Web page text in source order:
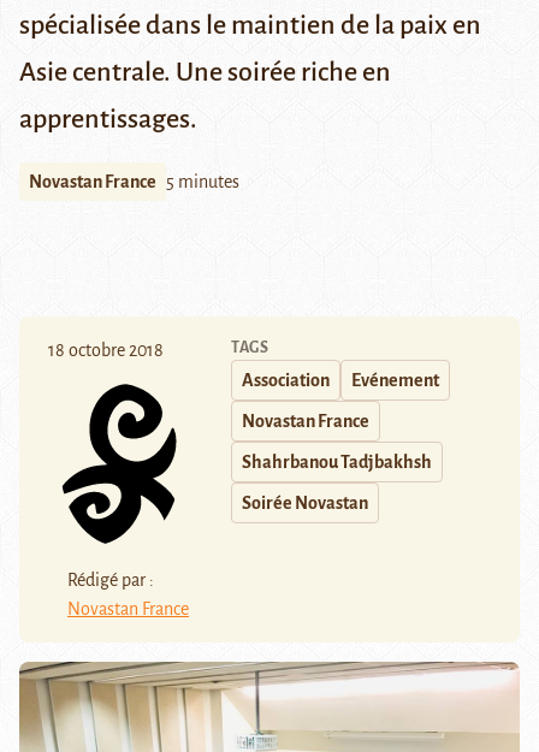
spécialisée dans le maintien de la paix en
Asie centrale. Une soirée riche en
apprentissages.
Novastan France 5 minutes
18 octobre 2018
Rédigé par :
Novastan France
TAGS
Association Evénement
Novastan France
Shahrbanou Tadjbakhsh
Soirée Novastan